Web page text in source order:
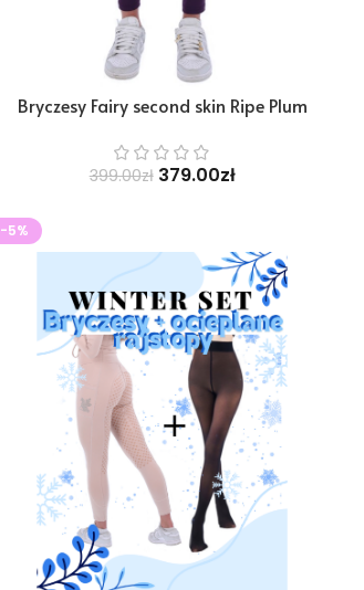
Bryczesy Fairy second skin Ripe Plum
399.00zł 379.00zł
-5%